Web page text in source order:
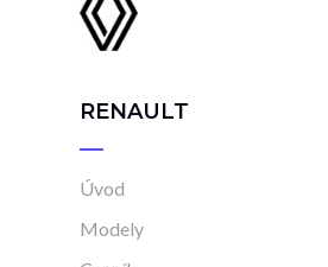
RENAULT
Úvod
Modely